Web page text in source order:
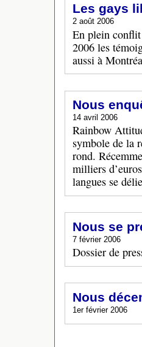
Les gays
2 août 2006
En plein
2006 les
aussi à
Nous
14 avril 2006
Rainbow
symbole de la
rond.
milliers
langues se
Nous se
7 février 2006
Dossier de
Nous
1er février 2006